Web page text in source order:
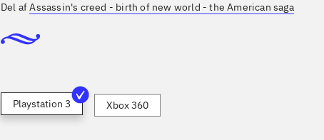
Del afAssassin's creed - birth of new world - the American saga
Playstation 3 Xbox 360